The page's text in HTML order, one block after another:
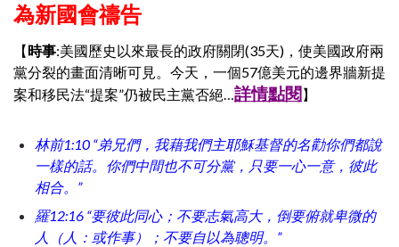
為新國會禱告
【時事:美國歷史以來最長的政府關閉(35天)，使美國政府兩
黨分裂的畫面清晰可見。今天，一個57億美元的邊界牆新提
案和移民法“提案”仍被民主黨否絕…詳情點閱】
林前1:10 “弟兄們，我藉我們主耶穌基督的名勸你們都說
一樣的話。你們中間也不可分黨，只要一心一意，彼此
相合。”
羅12:16 “要彼此同心；不要志氣高大，倒要俯就卑微的
人（人：或作事）；不要自以為聰明。”